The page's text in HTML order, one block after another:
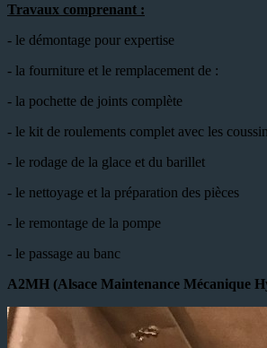
Travaux comprenant :
- le démontage pour expertise
- la fourniture et le remplacement de :
- la pochette de joints complète
- le kit de roulements complet avec les
- le rodage de la glace et du barillet
- le nettoyage et la préparation des pièces
- le remontage de la pompe
- le passage au banc
A2MH (Alsace Maintenance Mécanique